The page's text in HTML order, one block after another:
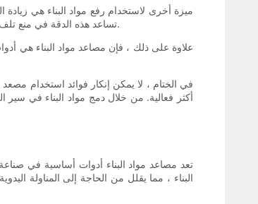
ميزة أخرى لاستخدام رفع مواد البناء هي زيادة
تساعد هذه الدقة في منع تلف المواد وتضمن تسليمها إلى الموقع الصحيح في موقع العمل. يمكن أن يساعد هذا المستوى من الدقة في تبسيط عملية البناء وتحسين نتائج المشروع الإجمالية.
علاوة على ذلك ، فإن مصاعد مواد البناء هي
في الختام ، لا يمكن إنكار فوائد استخدام
أكثر فعالية. من خلال دمج مواد البناء في سير
تعد مصاعد مواد البناء أدوات أساسية في
البناء ، مما يقلل من الحاجة إلى المناولة